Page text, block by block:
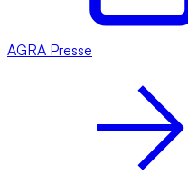
AGRA Presse